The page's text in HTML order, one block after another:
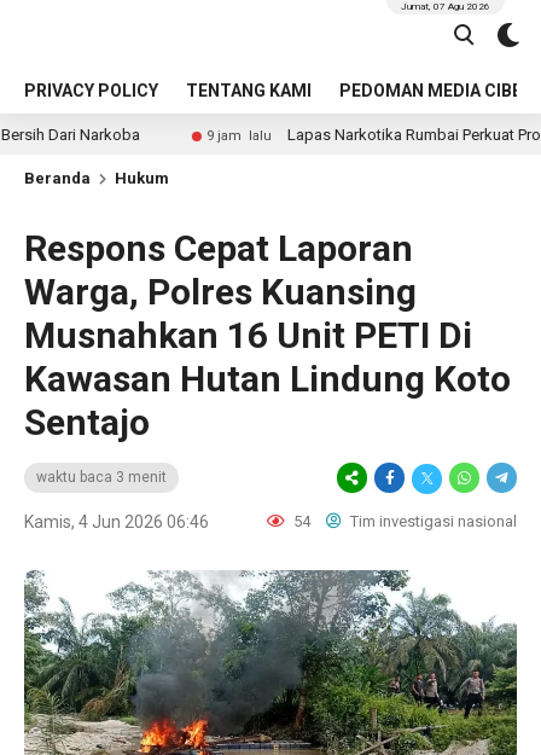
PRIVACY POLICY TENTANG KAMI PEDOMAN MEDIA CIBER
Jumat, 07 Agu 2026
9 jam lalu Lapas Narkotika Rumbai Perkuat Program
Beranda Hukum
Respons Cepat Laporan
Warga, Polres Kuansing
Musnahkan 16 Unit PETI Di
Kawasan Hutan Lindung Koto
Sentajo
waktu baca 3 menit
Kamis, 4 Jun 2026 06:46 54 Tim investigasi nasional